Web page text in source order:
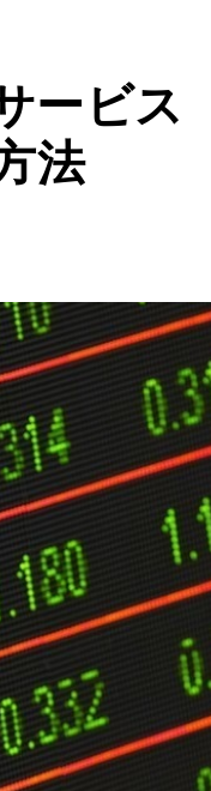
ービス
法